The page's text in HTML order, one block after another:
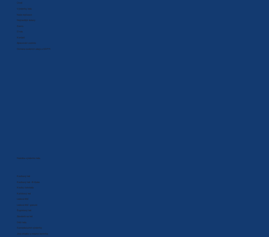
Úvod
Výrobníky ledu
Naše realizace
Nejčastější dotazy
Servis
O nás
Kontakt
Zpracování cookies
Ochrana osobních údajů a GDPR
Nabídka výrobníků ledu
Kostkový led
Kostkový led - B-Qube
Kostky čokoláda
Kalíškový led
Ledová tříšť
Ledová tříšť - granule
Šupinkový led
Zásobník na led
Drtič ledu
Samoobslužné výrobníky
Jiná chladící a mrazící technika